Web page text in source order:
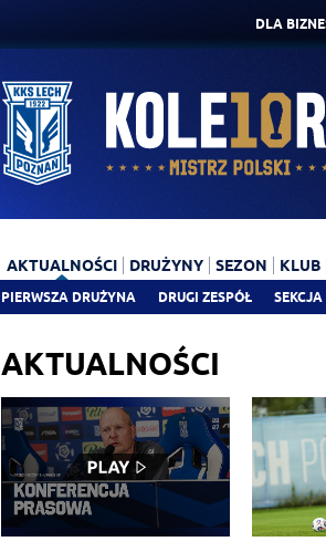
DLA
AKTUALNOŚCI
PIERWSZA DRUŻYNA DRUGI ZESPÓŁ
DRUŻYNY SEZON KLUB
AKTUALNOŚCI